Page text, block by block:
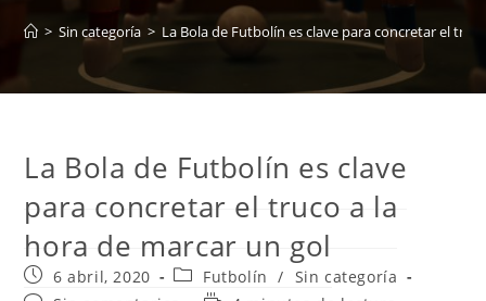
> Sin categoría > La Bola de Futbolín es clave para concretar el
La Bola de Futbolín es clave
para concretar el truco a la
hora de marcar un gol
Publicación
de
6 abril, 2020
Categoría
Futbolín / Sin categoría